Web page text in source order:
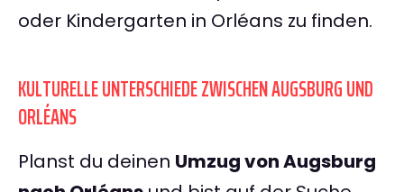
oder Kindergarten in Orléans zu finden.
KULTURELLE UNTERSCHIEDE ZWISCHEN AUGSBURG UND
ORLÉANS
Planst du deinen Umzug von Augsburg